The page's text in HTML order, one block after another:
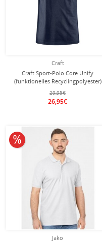
Craft
Craft Sport-Polo Core Unify
(funktionelles Recyclingpolyester)
dunkelnavyblau Herren
29,95€
26,95€
Jako
10% reduziert